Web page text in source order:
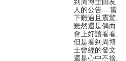
人的公告....當
下難過且震驚,
雖然還是偶而
會上好讀看看,
但是看到周博
士曾經的發文
還是心中不捨,